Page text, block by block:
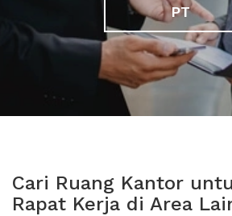
PT
Cari Ruang Kantor
Rapat Kerja di Area